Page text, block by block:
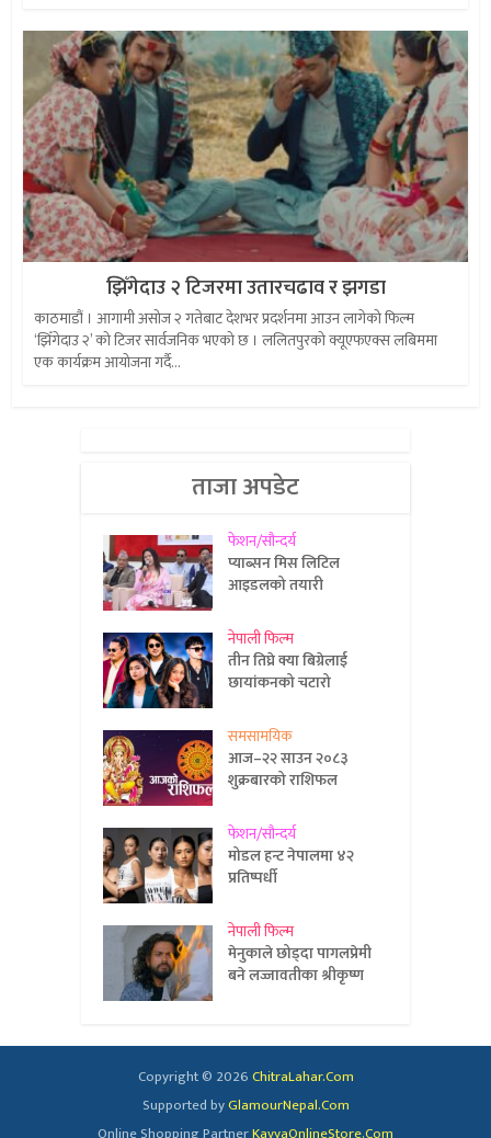
झिँगेदाउ २ टिजरमा उतारचढाव र झगडा
काठमाडौं । आगामी असोज २ गतेबाट देशभर प्रदर्शनमा आउन लागेको फिल्म
‘झिँगेदाउ २’ को टिजर सार्वजनिक भएको छ । ललितपुरको क्यूएफएक्स लबिममा
एक कार्यक्रम आयोजना गर्दै...
ताजा अपडेट
फेशन/सौन्दर्य
प्याब्सन मिस लिटिल
आइडलको तयारी
नेपाली फिल्म
तीन तिघ्रे क्या बिग्रेलाई
छायांकनको चटारो
समसामयिक
आज–२२ साउन २०८३
शुक्रबारको राशिफल
फेशन/सौन्दर्य
मोडल हन्ट नेपालमा ४२
प्रतिष्पर्धी
नेपाली फिल्म
मेनुकाले छोड्दा पागलप्रेमी
बने लज्जावतीका श्रीकृष्ण
Copyright © 2026ChitraLahar.Com
Supported byGlamourNepal.Com